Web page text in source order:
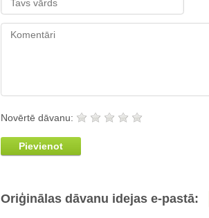
Novērtē dāvanu:
Pievienot
Oriģinālas dāvanu idejas e-pastā: